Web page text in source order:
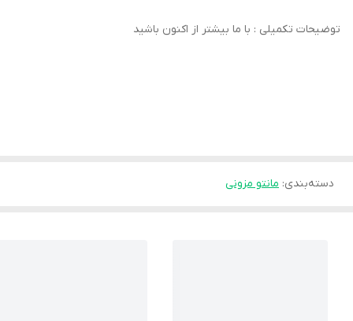
توضیحات تکمیلی : با ما بیشتر از اکنون باشید
دسته‌بندی: مانتو مزونی